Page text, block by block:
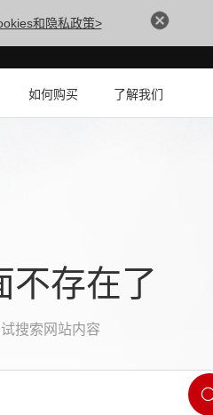
和隐私政策>
如何购买 了解我们
不存在了
搜索网站内容